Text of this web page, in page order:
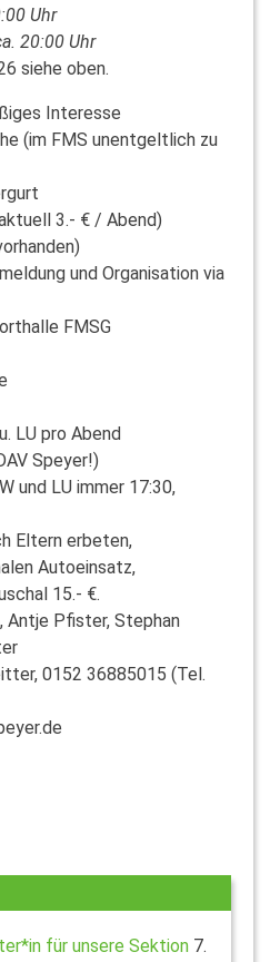
Uhr
20:00 Uhr
siehe oben.
Interesse
(im FMS unentgeltlich zu
3.- € / Abend)
und Organisation via
FMSG
LU pro Abend
Speyer!)
und LU immer 17:30,
Eltern erbeten,
Autoeinsatz,
15.- €.
Antje Pfister, Stephan
0152 36885015 (Tel.
für unsere Sektion 7.